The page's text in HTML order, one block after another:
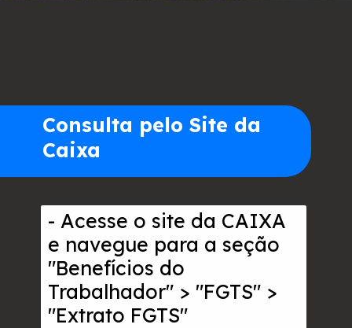
Consulta pelo Site da
Caixa
- Acesse o site da CAIXA
e navegue para a seção
"Benefícios do
Trabalhador" > "FGTS" >
"Extrato FGTS"